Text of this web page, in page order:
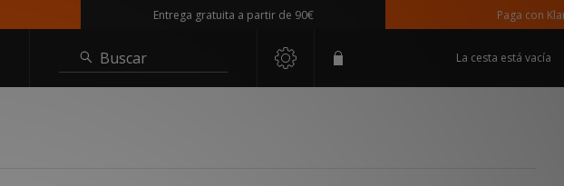
Entrega gratuita a partir de 90€ Paga con Klarna
Buscar La cesta está vacía